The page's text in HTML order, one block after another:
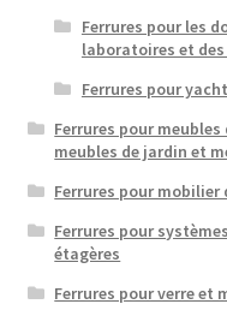
Ferrures pour les
laboratoires et
Ferrures pour
Ferrures pour
meubles de jardin et
Ferrures pour mobilier
Ferrures pour
étagères
Ferrures pour verre et